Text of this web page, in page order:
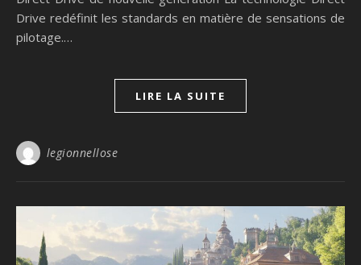
Drive redéfinit les standards en matière de sensations de
pilotage.…
LIRE LA SUITE
legionnellose